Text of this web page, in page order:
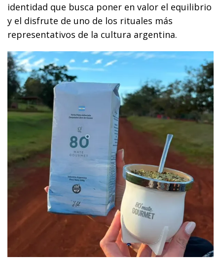
identidad que busca poner en valor el equilibrio
y el disfrute de uno de los rituales más
representativos de la cultura argentina.